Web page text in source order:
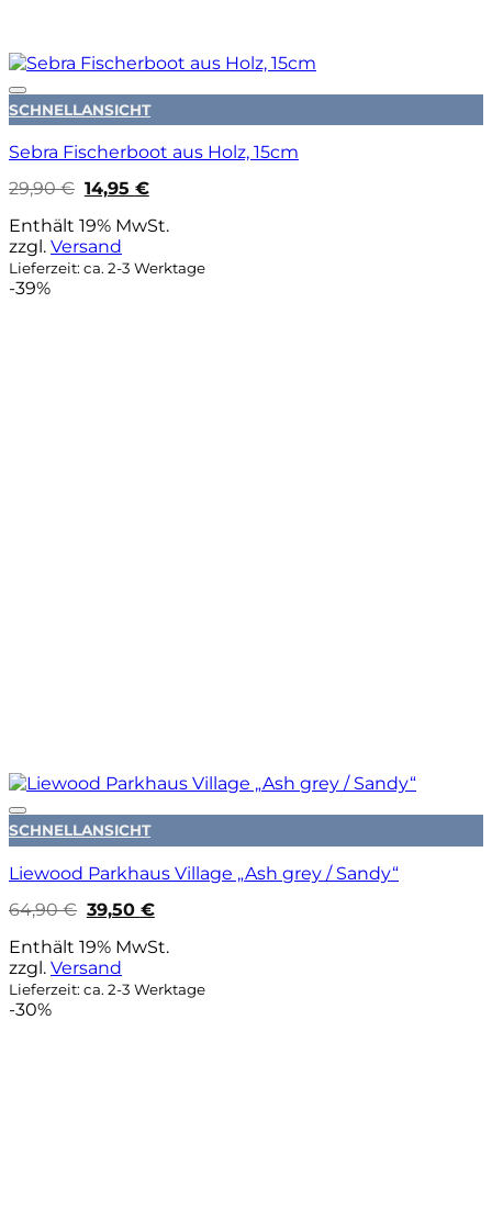
Auf die Wunschliste
SCHNELLANSICHT
Sebra Fischerboot aus Holz, 15cm
29,90€ Ursprünglicher
war:
29,90 €
14,95 €Aktueller
ist:
Enthält 19% MwSt.
zzgl. Versand
Lieferzeit: ca. 2-3 Werktage
-39%
Auf die Wunschliste
SCHNELLANSICHT
Liewood Parkhaus Village „Ash grey / Sandy“
64,90€ Ursprünglicher
Preis
war:
64,90 €
39,50 €Aktueller
ist:
Enthält 19% MwSt.
zzgl. Versand
Lieferzeit: ca. 2-3 Werktage
-30%